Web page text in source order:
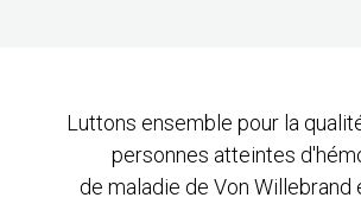
Luttons ensemble pour la
personnes atteintes
de maladie de Von Willebrand